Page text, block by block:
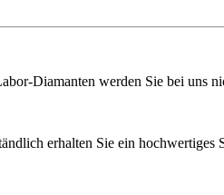
Diamanten werden Sie bei uns
erhalten Sie ein hochwertiges